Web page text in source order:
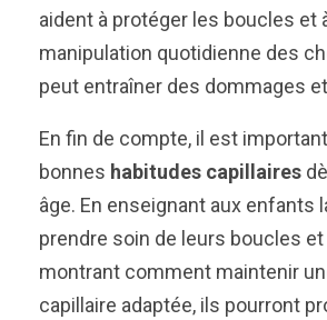
aident à protéger les boucles et
manipulation quotidienne des
peut entraîner des dommages
En fin de compte, il est
bonnes habitudes capillaires
âge. En enseignant aux enfants
prendre soin de leurs boucles
montrant comment maintenir
capillaire adaptée, ils pourront